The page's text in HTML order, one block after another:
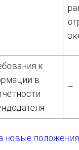
к
в
–
новые